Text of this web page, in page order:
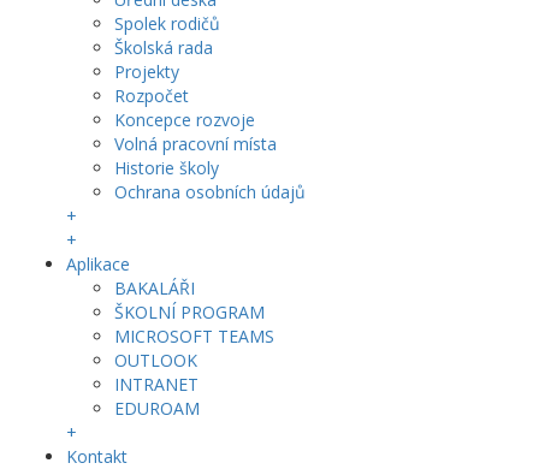
Spolek rodičů
Školská rada
Projekty
Rozpočet
Koncepce rozvoje
Volná pracovní místa
Historie školy
Ochrana osobních údajů
+
+
Aplikace
BAKALÁŘI
ŠKOLNÍ PROGRAM
MICROSOFT TEAMS
OUTLOOK
INTRANET
EDUROAM
+
Kontakt